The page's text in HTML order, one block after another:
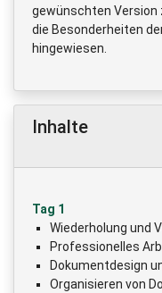
gewünschten Version
die Besonderheiten
hingewiesen.
Inhalte
Tag 1
Wiederholung und
Professionelles
Dokumentdesign
Organisieren von